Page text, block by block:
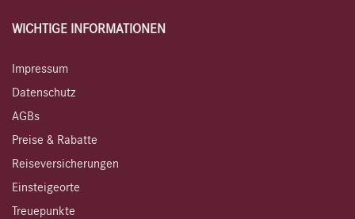
WICHTIGE INFORMATIONEN
Impressum
Datenschutz
AGBs
Preise & Rabatte
Reiseversicherungen
Einsteigeorte
Treuepunkte